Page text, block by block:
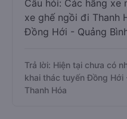
Câu hỏi: Các hãng xe
xe ghế ngồi đi Thanh
Đồng Hới - Quảng
Trả lời: Hiện tại chưa có
khai thác tuyến Đồng Hới
Thanh Hóa